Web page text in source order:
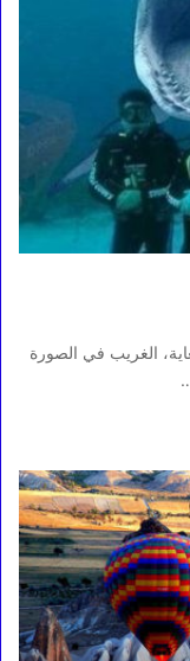
الغريب في الصورة